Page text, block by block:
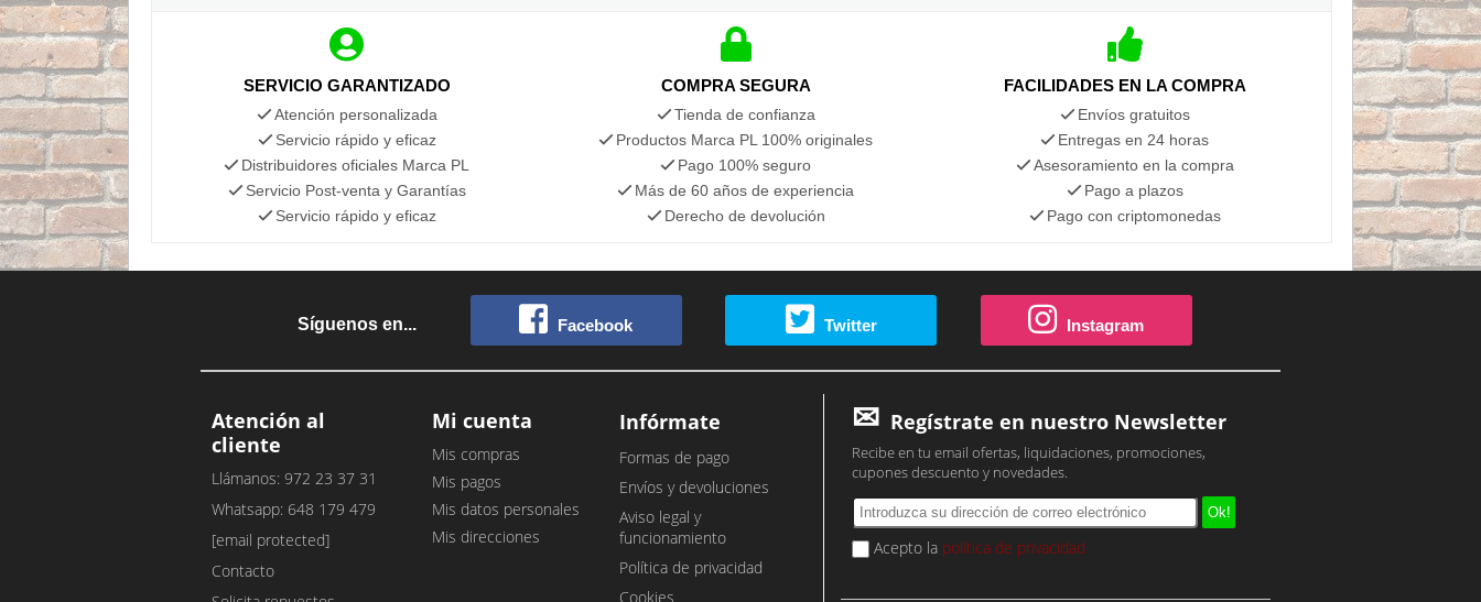
SERVICIO GARANTIZADO
Atención personalizada
Servicio rápido y eficaz
Distribuidores oficiales Marca PL
Servicio Post-venta y Garantías
Servicio rápido y eficaz
COMPRA SEGURA
Tienda de confianza
Productos Marca PL 100% originales
Pago 100% seguro
Más de 60 años de experiencia
Derecho de devolución
FACILIDADES EN LA COMPRA
Envíos gratuitos
Entregas en 24 horas
Asesoramiento en la compra
Pago a plazos
Pago con criptomonedas
Síguenos en... Facebook Twitter Instagram
Atención al
cliente
Llámanos: 972 23 37 31
Whatsapp: 648 179 479
[email protected]
Contacto
Mi cuenta
Mis compras
Mis pagos
Mis datos personales
Mis direcciones
Infórmate
Formas de pago
Envíos y devoluciones
Aviso legal y
funcionamiento
Política de privacidad
Cookies
Regístrate en nuestro Newsletter
Recibe en tu email ofertas, liquidaciones, promociones,
cupones descuento y novedades.
Acepto la política de privacidad